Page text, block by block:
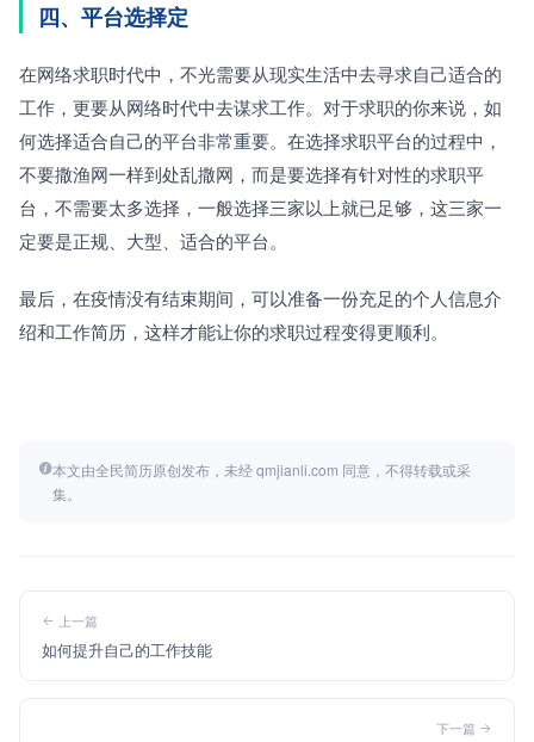
四、平台选择定
在网络求职时代中，不光需要从现实生活中去寻求自己适合的
工作，更要从网络时代中去谋求工作。对于求职的你来说，如
何选择适合自己的平台非常重要。在选择求职平台的过程中，
不要撒渔网一样到处乱撒网，而是要选择有针对性的求职平
台，不需要太多选择，一般选择三家以上就已足够，这三家一
定要是正规、大型、适合的平台。
最后，在疫情没有结束期间，可以准备一份充足的个人信息介
绍和工作简历，这样才能让你的求职过程变得更顺利。
本文由全民简历原创发布，未经 qmjianli.com 同意，不得转载或采
集。
上一篇
如何提升自己的工作技能
下一篇